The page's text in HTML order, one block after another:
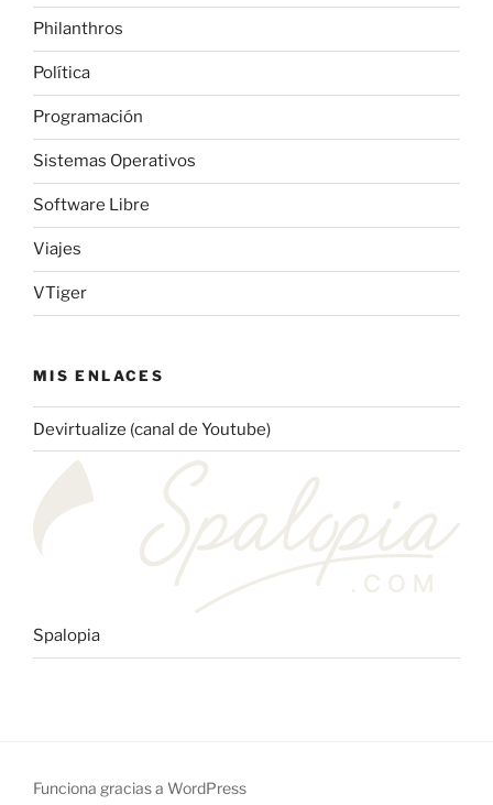
Philanthros
Política
Programación
Sistemas Operativos
Software Libre
Viajes
VTiger
MIS ENLACES
Devirtualize (canal de Youtube)
Spalopia
Funciona gracias a WordPress